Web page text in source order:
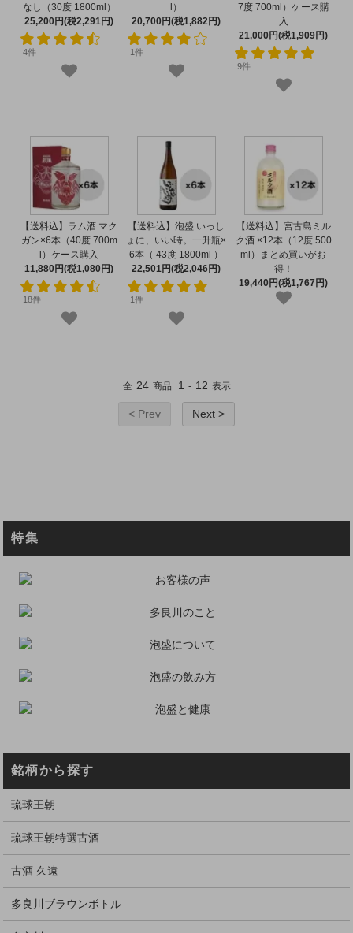
なし（30度 1800ml）
25,200円(税2,291円)
4件
l）
20,700円(税1,882円)
1件
7度 700ml）ケース購
入
21,000円(税1,909円)
9件
【送料込】ラム酒 マク
ガン×6本（40度 700m
l）ケース購入
11,880円(税1,080円)
18件
【送料込】泡盛 いっし
ょに、いい時。一升瓶×
6本（ 43度 1800ml ）
22,501円(税2,046円)
1件
【送料込】宮古島ミル
ク酒 ×12本（12度 500
ml）まとめ買いがお
得！
19,440円(税1,767円)
全 24 商品 1 - 12 表示
< Prev Next >
特集
銘柄から探す
琉球王朝
琉球王朝特選古酒
古酒 久遠
多良川ブラウンボトル